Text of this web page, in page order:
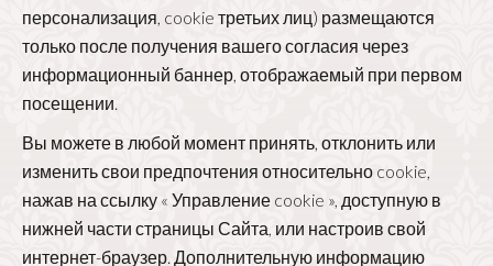
персонализация, cookie третьих лиц) размещаются
только после получения вашего согласия через
информационный баннер, отображаемый при первом
посещении.
Вы можете в любой момент принять, отклонить или
изменить свои предпочтения относительно cookie,
нажав на ссылку « Управление cookie », доступную в
нижней части страницы Сайта, или настроив свой
интернет-браузер. Дополнительную информацию